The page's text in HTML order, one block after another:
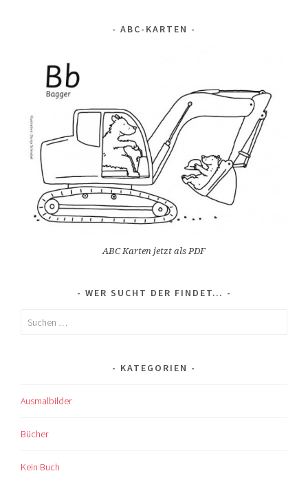
ABC-KARTEN
ABC Karten jetzt als PDF
WER SUCHT DER FINDET…
Suchen
KATEGORIEN
Ausmalbilder
Bücher
Kein Buch